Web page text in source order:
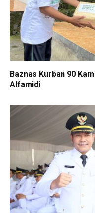
Baznas Kurban 90
Alfamidi